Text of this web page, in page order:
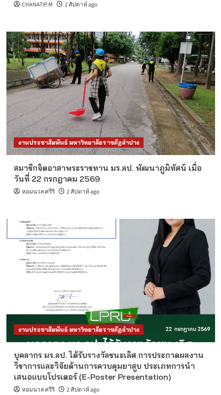
CHANATIP.M 2 สัปดาห์ ago
งานประชาสัมพันธ์ มหาวิทยาลัยราชภัฏลำปาง
สมาชิกจิตอาสาพระราชทาน มร.ลป. พัฒนาภูมิทัศน์ เมื่อ
วันที่ 22 กรกฎาคม 2569
หอมนวล ศรีริ 2 สัปดาห์ ago
งานประชาสัมพันธ์ มหาวิทยาลัยราชภัฏลำปาง
บุคลากร มร.ลป. ได้รับรางวัลชนะเลิศ การประกวดผลงาน
วิชาการและวิจัยด้านการควบคุมยาสูบ ประเภทการนำ
เสนอแบบโปรเตอร์ (E-Poster Presentation)
หอมนวล ศรีริ 2 สัปดาห์ ago